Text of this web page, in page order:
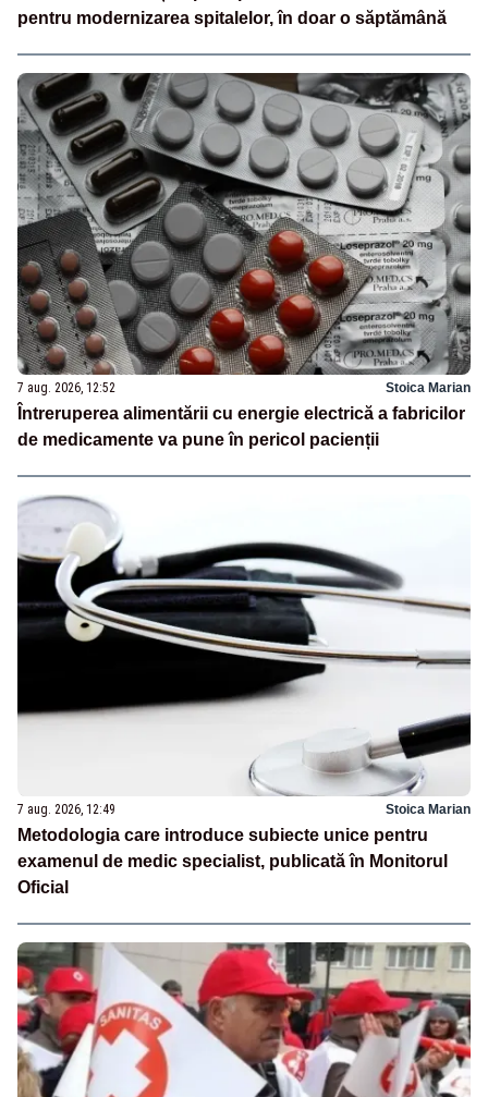
pentru modernizarea spitalelor, în doar o săptămână
7 aug. 2026, 12:52 Stoica Marian
Întreruperea alimentării cu energie electrică a fabricilor
de medicamente va pune în pericol pacienții
7 aug. 2026, 12:49 Stoica Marian
Metodologia care introduce subiecte unice pentru
examenul de medic specialist, publicată în Monitorul
Oficial